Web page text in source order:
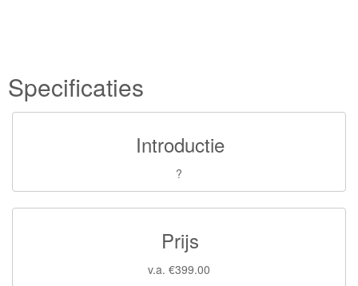
Specificaties
Introductie
?
Prijs
v.a. €399.00